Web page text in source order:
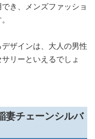
き、メンズファッショ
ザインは、大人の男性
リーといえるでしょ
妻チェーンシルバ